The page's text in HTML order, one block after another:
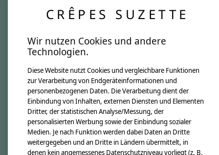
Über uns
Unsere Creppies
Nähkästchen
Unsere Stoffe
Impressum
Informationen
CRÊPES SUZETTE
Wir nutzen Cookies und andere
Technologien.
Diese Website nutzt Cookies und vergleichbare Funktionen
zur Verarbeitung von Endgeräteinformationen und
personenbezogenen Daten. Die Verarbeitung dient der
Einbindung von Inhalten, externen Diensten und Elementen
Dritter, der statistischen Analyse/Messung, der
personalisierten Werbung sowie der Einbindung sozialer
Medien. Je nach Funktion werden dabei Daten an Dritte
weitergegeben und an Dritte in Ländern übermittelt, in
denen kein angemessenes Datenschutzniveau vorliegt (z. B.